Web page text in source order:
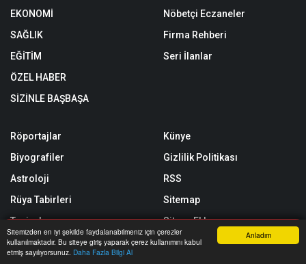
Anladım
Sitemizden en iyi şekilde faydalanabilmeniz için çerezler
kullanılmaktadır. Bu siteye giriş yaparak çerez kullanımını kabul
etmiş sayılıyorsunuz. Daha Fazla Bilgi Al
EKONOMİ
SAĞLIK
EĞİTİM
ÖZEL HABER
SİZİNLE BAŞBAŞA
Nöbetçi Eczaneler
Firma Rehberi
Seri İlanlar
Röportajlar
Biyografiler
Astroloji
Rüya Tabirleri
Taziyeler
Yol Trafik Durumu
Künye
Gizlilik Politikası
RSS
Sitemap
Sitene Ekle
Arşiv
Anasayfa Yazarlar Haber Ara İhbar Hattı Menu